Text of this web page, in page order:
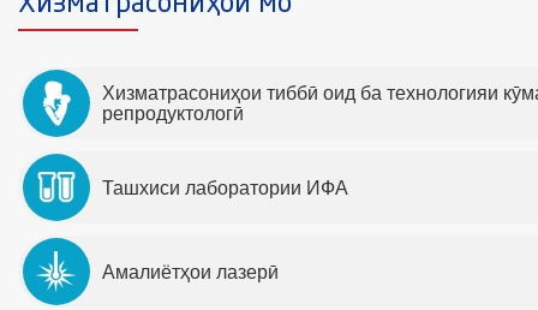
Хизматрасониҳои тиббӣ оид ба технологияи
репродуктологӣ
Ташхиси лаборатории ИФА
Амалиётҳои лазерӣ